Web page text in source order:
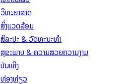
ວິທະຍາສາດ
ສິ່ງແວດລ້ອມ
ສິລະປະ & ວັດທະນະທຳ
ສຸຂະພາບ & ຄວາມສວຍຄວາມງາມ
ບັນເທີງ
ທ່ອງທ່ຽວ